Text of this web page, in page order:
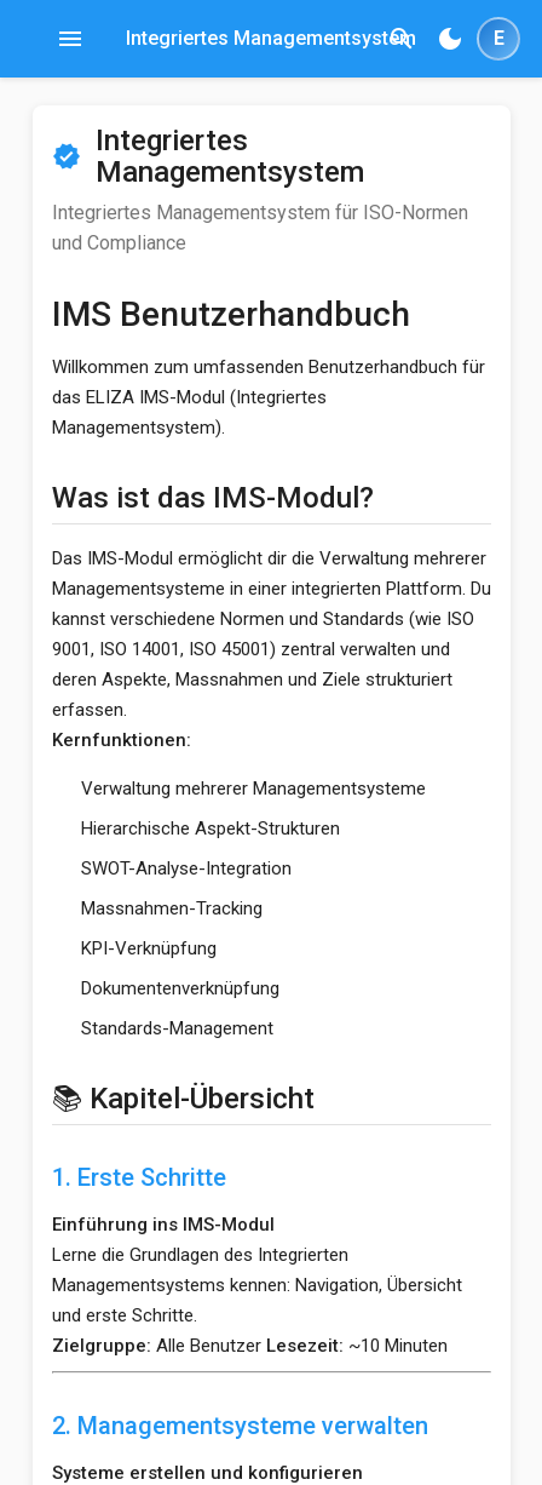
menu Integriertes Managementsystem
search dark_mode E
verified
Integriertes
Managementsystem
Integriertes Managementsystem für ISO-Normen
und Compliance
IMS Benutzerhandbuch
Willkommen zum umfassenden Benutzerhandbuch für
das ELIZA IMS-Modul (Integriertes
Managementsystem).
Was ist das IMS-Modul?
Das IMS-Modul ermöglicht dir die Verwaltung mehrerer
Managementsysteme in einer integrierten Plattform. Du
kannst verschiedene Normen und Standards (wie ISO
9001, ISO 14001, ISO 45001) zentral verwalten und
deren Aspekte, Massnahmen und Ziele strukturiert
erfassen.
Kernfunktionen:
Verwaltung mehrerer Managementsysteme
Hierarchische Aspekt-Strukturen
SWOT-Analyse-Integration
Massnahmen-Tracking
KPI-Verknüpfung
Dokumentenverknüpfung
Standards-Management
📚 Kapitel-Übersicht
1. Erste Schritte
Einführung ins IMS-Modul
Lerne die Grundlagen des Integrierten
Managementsystems kennen: Navigation, Übersicht
und erste Schritte.
Zielgruppe: Alle Benutzer Lesezeit: ~10 Minuten
2. Managementsysteme verwalten
Systeme erstellen und konfigurieren